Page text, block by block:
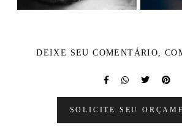
DEIXE SEU COMENTÁRIO,
SOLICITE SEU